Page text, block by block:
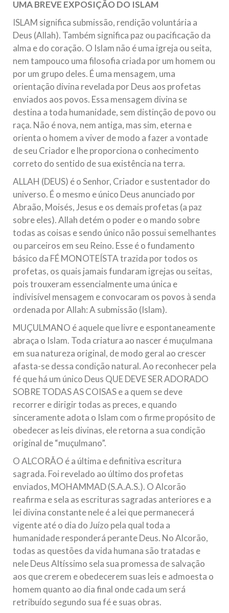
10 DE NOVEMBRO DE 2013
Falecimento do Imam Ali Ibn Al-Hussein
(A.S.)
Em nome de Deus, o Clemente, o Misericordioso! Diante da
muçulmanos, o Imam Ali Ibn Al-Hussein Ibn Ali Ibn Abi Táleb
(A.S.), conhecido por “Zein Al-Ábidin” (Formosura
3 DE JULHO DE 2014
Centro Islâmico no Brasil recebe o ex-
ministro das Relações Exteriores da
República Islâmica do Irã
Na noite da quinta-feira, 03 de Abril, o Centro Islâmico no
Relações Exteriores da República Islâmica do Irã, Sr. Kamal
Kharrazi, que encontra-se visitando
UMA BREVE EXPOSIÇÃO DO ISLAM
ISLAM significa submissão, rendição voluntária a
Deus (Allah). Também significa paz ou pacificação da
alma e do coração. O Islam não é uma igreja ou seita,
nem tampouco uma filosofia criada por um homem ou
por um grupo deles. É uma mensagem, uma
orientação divina revelada por Deus aos profetas
enviados aos povos. Essa mensagem divina se
destina a toda humanidade, sem distinção de povo ou
raça. Não é nova, nem antiga, mas sim, eterna e
orienta o homem a viver de modo a fazer a vontade
de seu Criador e lhe proporciona o conhecimento
correto do sentido de sua existência na terra.
ALLAH (DEUS) é o Senhor, Criador e sustentador do
universo. É o mesmo e único Deus anunciado por
Abraão, Moisés, Jesus e os demais profetas (a paz
sobre eles). Allah detém o poder e o mando sobre
todas as coisas e sendo único não possui semelhantes
ou parceiros em seu Reino. Esse é o fundamento
básico da FÉ MONOTEÍSTA trazida por todos os
profetas, os quais jamais fundaram igrejas ou seitas,
pois trouxeram essencialmente uma única e
indivisível mensagem e convocaram os povos à senda
ordenada por Allah: A submissão (Islam).
MUÇULMANO é aquele que livre e espontaneamente
abraça o Islam. Toda criatura ao nascer é muçulmana
em sua natureza original, de modo geral ao crescer
afasta-se dessa condição natural. Ao reconhecer pela
fé que há um único Deus QUE DEVE SER ADORADO
SOBRE TODAS AS COISAS e a quem se deve
recorrer e dirigir todas as preces, e quando
sinceramente adota o Islam com o firme propósito de
obedecer as leis divinas, ele retorna a sua condição
original de “muçulmano”.
O ALCORÃO é a última e definitiva escritura
sagrada. Foi revelado ao último dos profetas
enviados, MOHAMMAD (S.A.A.S.). O Alcorão
reafirma e sela as escrituras sagradas anteriores e a
lei divina constante nele é a lei que permanecerá
vigente até o dia do Juízo pela qual toda a
humanidade responderá perante Deus. No Alcorão,
todas as questões da vida humana são tratadas e
nele Deus Altíssimo sela sua promessa de salvação
aos que crerem e obedecerem suas leis e admoesta o
homem quanto ao dia final onde cada um será
retribuído segundo sua fé e suas obras.